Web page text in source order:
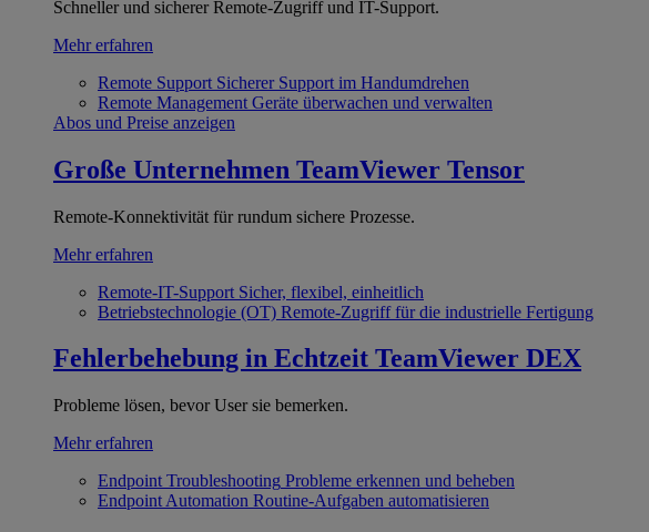
Schneller und sicherer Remote-Zugriff und IT-Support.
Mehr erfahren
Remote Support Sicherer Support im Handumdrehen
Remote Management Geräte überwachen und verwalten
Abos und Preise anzeigen
Große Unternehmen TeamViewer Tensor
Remote-Konnektivität für rundum sichere Prozesse.
Mehr erfahren
Remote-IT-Support Sicher, flexibel, einheitlich
Betriebstechnologie (OT) Remote-Zugriff für die industrielle Fertigung
Fehlerbehebung in Echtzeit TeamViewer DEX
Probleme lösen, bevor User sie bemerken.
Mehr erfahren
Endpoint Troubleshooting Probleme erkennen und beheben
Endpoint Automation Routine-Aufgaben automatisieren